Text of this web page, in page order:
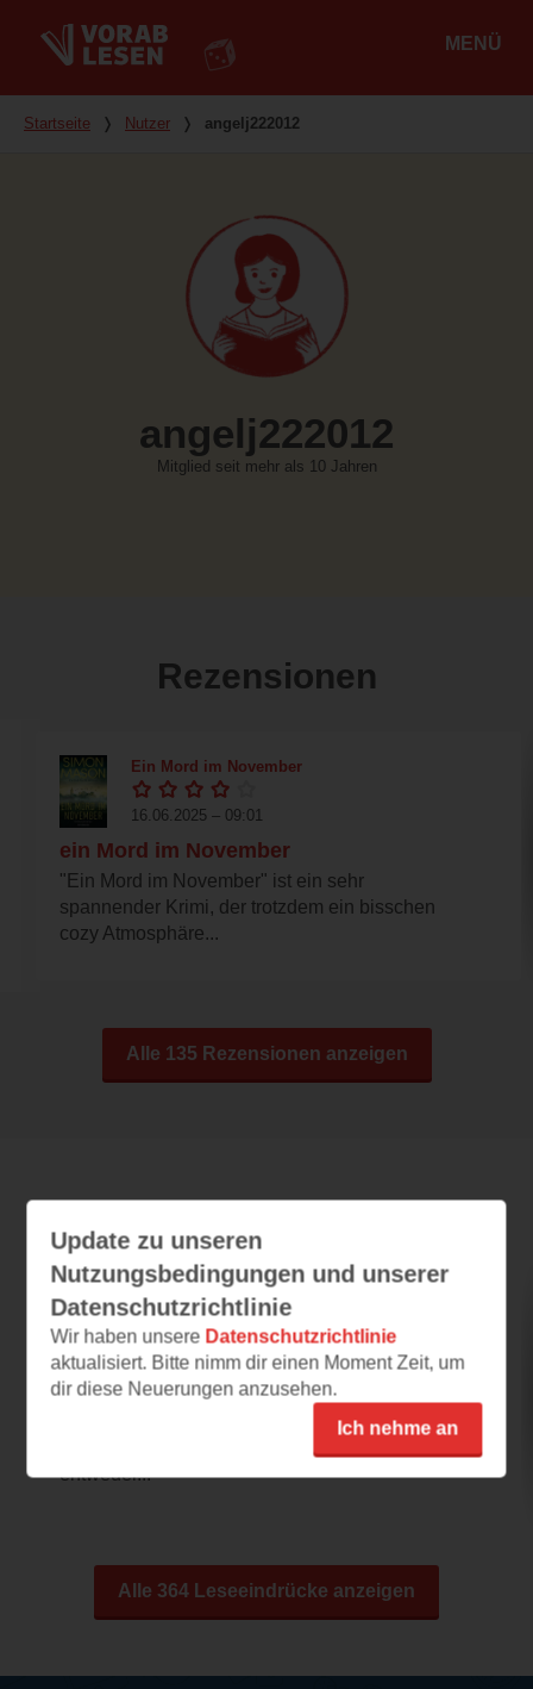
MENÜ
Du bist hier
Startseite ❭ Nutzer ❭ angelj222012
angelj222012
Mitglied seit mehr als 10 Jahren
Rezensionen
Ein Mord im November
16.06.2025 – 09:01
ein Mord im November
"Ein Mord im November" ist ein sehr
spannender Krimi, der trotzdem ein bisschen
cozy Atmosphäre...
Alle 135 Rezensionen anzeigen
The summer that broke us
16.06.2025 – 09:14
the summer that broke us
In der Leseprobe und dem Klappentext wird
ja ein geheimniss angedeutet. Dies kann
entweder...
Alle 364 Leseeindrücke anzeigen
Update zu unseren
Nutzungsbedingungen und unserer
Datenschutzrichtlinie
Wir haben unsere Datenschutzrichtlinie
aktualisiert. Bitte nimm dir einen Moment Zeit, um
dir diese Neuerungen anzusehen.
Ich nehme an